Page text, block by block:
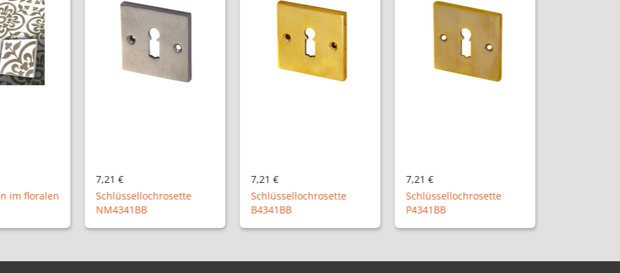
7,21 €
Schlüssellochrosette
B4341BB
7,21 €
Schlüssellochrosette
P4341BB
7,21 €
Schlüssellochrosette
A4342PZ